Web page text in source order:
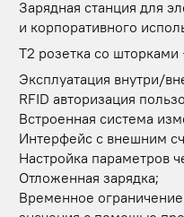
Зарядная станция для
и корпоративного
T2 розетка со
Эксплуатация внутри/
RFID авторизация
Встроенная система
Интерфейс с внешним
Настройка параметров
Отложенная зарядка;
Временное